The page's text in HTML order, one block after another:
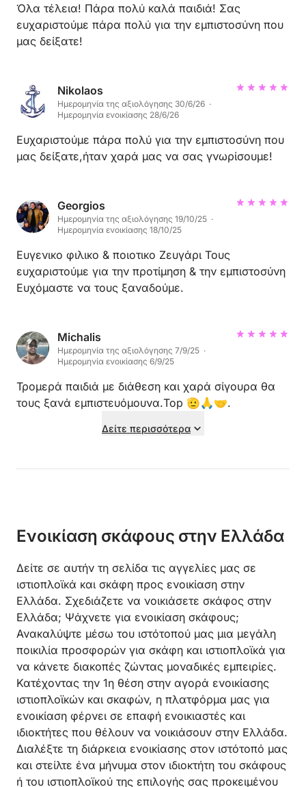
Όλα τέλεια! Πάρα πολύ καλά παιδιά! Σας
ευχαριστούμε πάρα πολύ για την εμπιστοσύνη που
μας δείξατε!
Nikolaos
Ημερομηνία της αξιολόγησης 30/6/26 ·
Ημερομηνία ενοικίασης 28/6/26
Ευχαριστούμε πάρα πολύ για την εμπιστοσύνη που
μας δείξατε,ήταν χαρά μας να σας γνωρίσουμε!
Georgios
Ημερομηνία της αξιολόγησης 19/10/25 ·
Ημερομηνία ενοικίασης 18/10/25
Ευγενικο φιλικο & ποιοτικο Ζευγάρι Τους
ευχαριστούμε για την προτίμηση & την εμπιστοσύνη
Ευχόμαστε να τους ξαναδούμε.
Michalis
Ημερομηνία της αξιολόγησης 7/9/25 ·
Ημερομηνία ενοικίασης 6/9/25
Τρομερά παιδιά με διάθεση και χαρά σίγουρα θα
τους ξανά εμπιστευόμουνα.Top 🫡🙏🤝.
Δείτε περισσότερα
Ενοικίαση σκάφους στην Ελλάδα
Δείτε σε αυτήν τη σελίδα τις αγγελίες μας σε
ιστιοπλοϊκά και σκάφη προς ενοικίαση στην
Ελλάδα. Σχεδιάζετε να νοικιάσετε σκάφος στην
Ελλάδα; Ψάχνετε για ενοικίαση σκάφους;
Ανακαλύψτε μέσω του ιστότοπού μας μια μεγάλη
ποικιλία προσφορών για σκάφη και ιστιοπλοϊκά για
να κάνετε διακοπές ζώντας μοναδικές εμπειρίες.
Κατέχοντας την 1η θέση στην αγορά ενοικίασης
ιστιοπλοϊκών και σκαφών, η πλατφόρμα μας για
ενοικίαση φέρνει σε επαφή ενοικιαστές και
ιδιοκτήτες που θέλουν να νοικιάσουν στην Ελλάδα.
Διαλέξτε τη διάρκεια ενοικίασης στον ιστότοπό μας
και στείλτε ένα μήνυμα στον ιδιοκτήτη του σκάφους
ή του ιστιοπλοϊκού της επιλογής σας προκειμένου